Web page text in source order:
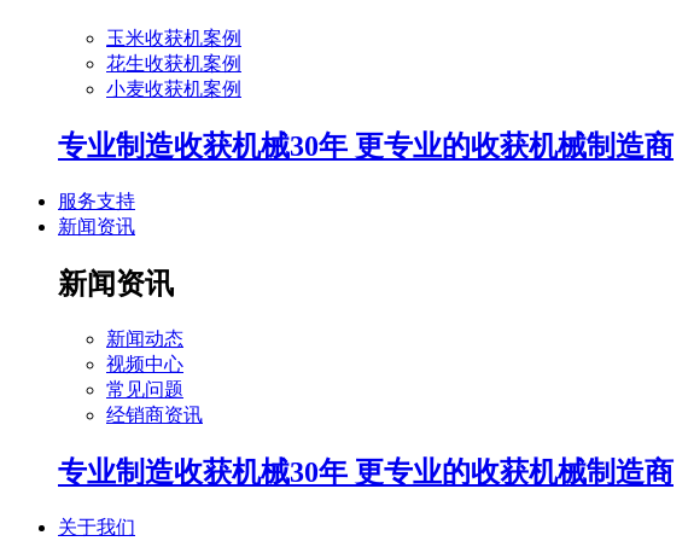
玉米收获机案例
花生收获机案例
小麦收获机案例
专业制造收获机械30年 更专业的收获机械制造商
服务支持
新闻资讯
新闻资讯
新闻动态
视频中心
常见问题
经销商资讯
专业制造收获机械30年 更专业的收获机械制造商
关于我们